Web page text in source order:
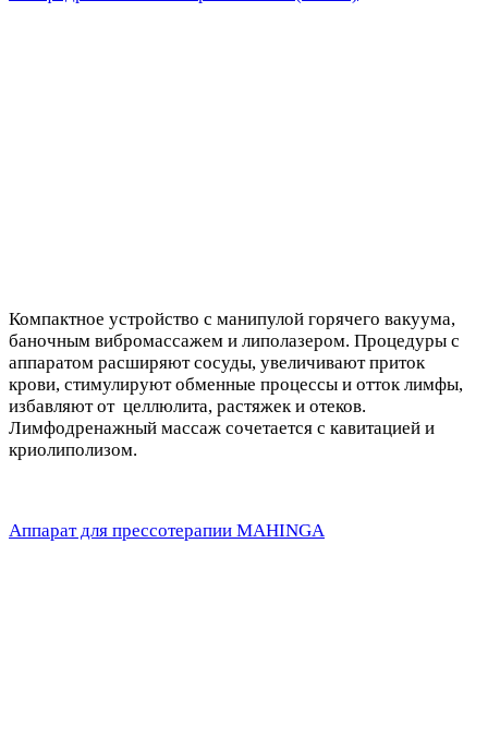
Компактное устройство с манипулой горячего вакуума,
баночным вибромассажем и липолазером. Процедуры с
аппаратом расширяют сосуды, увеличивают приток
крови, стимулируют обменные процессы и отток лимфы,
избавляют от целлюлита, растяжек и отеков.
Лимфодренажный массаж сочетается с кавитацией и
криолиполизом.
Аппарат для прессотерапии MAHINGA